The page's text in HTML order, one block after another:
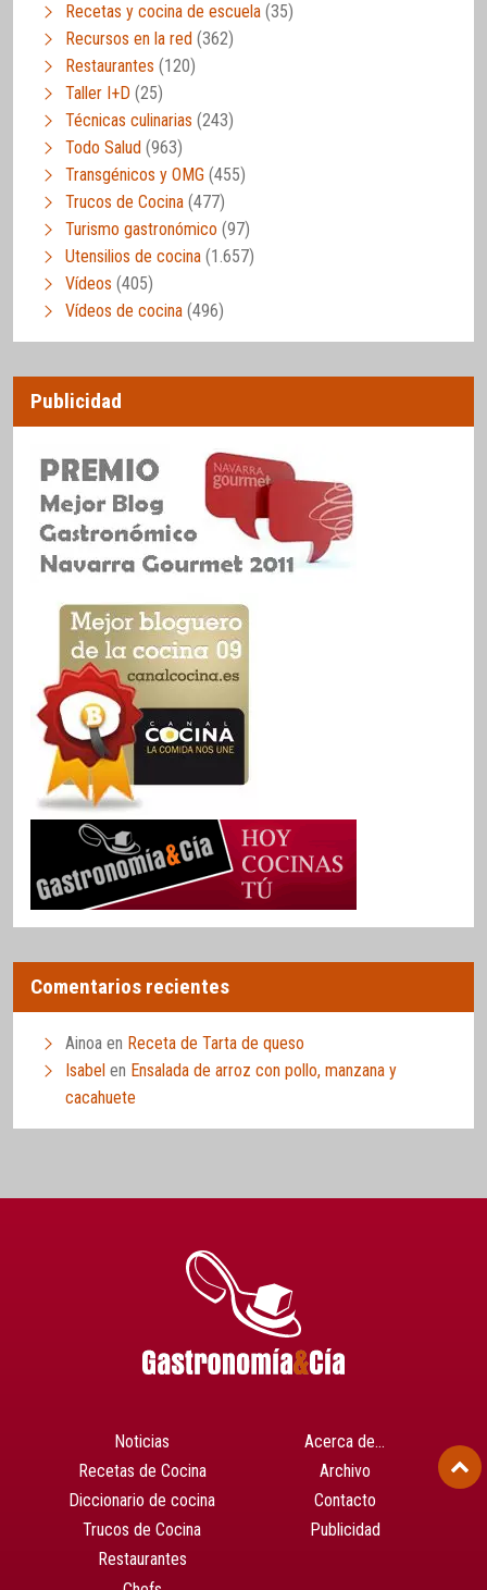
Recetas y cocina de escuela (35)
Recursos en la red (362)
Restaurantes (120)
Taller I+D (25)
Técnicas culinarias (243)
Todo Salud (963)
Transgénicos y OMG (455)
Trucos de Cocina (477)
Turismo gastronómico (97)
Utensilios de cocina (1.657)
Vídeos (405)
Vídeos de cocina (496)
Publicidad
Comentarios recientes
Ainoa en Receta de Tarta de queso
Isabel en Ensalada de arroz con pollo, manzana y
cacahuete
Noticias
Recetas de Cocina
Diccionario de cocina
Trucos de Cocina
Restaurantes
Acerca de…
Archivo
Contacto
Publicidad